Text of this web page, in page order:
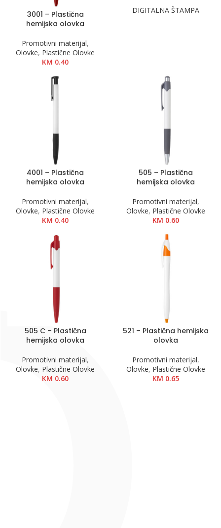
3001 – Plastična
hemijska olovka
Promotivni materijal,
Olovke, Plastične Olovke
KM 0.40
DIGITALNA ŠTAMPA
4001 – Plastična
hemijska olovka
Promotivni materijal,
Olovke, Plastične Olovke
KM 0.40
505 – Plastična
hemijska olovka
Promotivni materijal,
Olovke, Plastične Olovke
KM 0.60
505 C – Plastična
hemijska olovka
Promotivni materijal,
Olovke, Plastične Olovke
KM 0.60
521 – Plastična hemijska
olovka
Promotivni materijal,
Olovke, Plastične Olovke
KM 0.65